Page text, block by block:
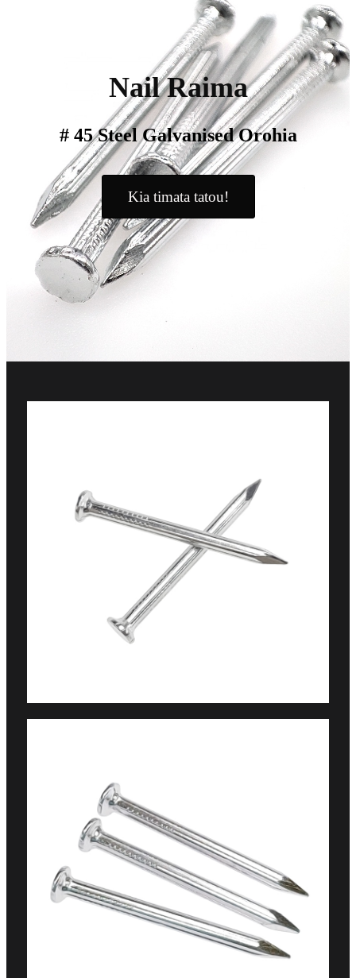
Nail Raima
# 45 Steel Galvanised Orohia
Kia timata tatou!